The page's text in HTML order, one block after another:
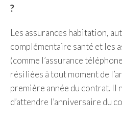
?
Les assurances habitation,
complémentaire santé et les
(comme l’assurance
résiliées à tout moment de
première année du contrat. Il
d’attendre l’anniversaire du